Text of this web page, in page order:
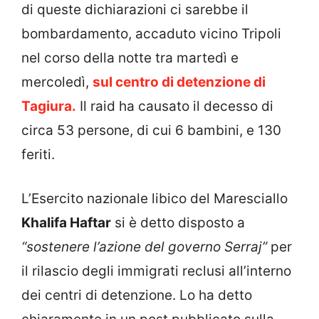
di queste dichiarazioni ci sarebbe il
bombardamento, accaduto vicino Tripoli
nel corso della notte tra martedì e
mercoledì, sul centro di detenzione di
Tagiura. Il raid ha causato il decesso di
circa 53 persone, di cui 6 bambini, e 130
feriti.
L’Esercito nazionale libico del Maresciallo
Khalifa Haftar si è detto disposto a
“sostenere l’azione del governo Serraj”per
il rilascio degli immigrati reclusi all’interno
dei centri di detenzione. Lo ha detto